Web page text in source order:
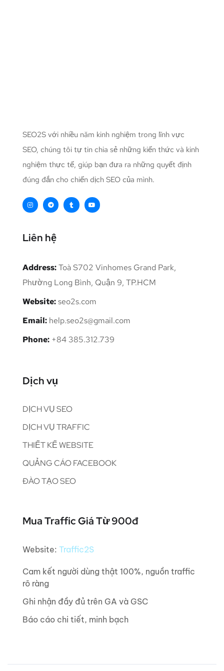
SEO2S với nhiều năm kinh nghiệm trong lĩnh vực
SEO, chúng tôi tự tin chia sẻ những kiến thức và kinh
nghiệm thực tế, giúp bạn đưa ra những quyết định
đúng đắn cho chiến dịch SEO của mình.
Liên hệ
Address:Toà S702 Vinhomes Grand Park,
Phường Long Bình, Quận 9, TP.HCM
Website:seo2s.com
Email: help.seo2s@gmail.com
Phone: +84 385.312.739
Dịch vụ
DỊCH VỤ SEO
DỊCH VỤ TRAFFIC
THIẾT KẾ WEBSITE
QUẢNG CÁO FACEBOOK
ĐÀO TẠO SEO
Mua Traffic Giá Từ 900đ
Website: Traffic2S
Cam kết người dùng thật 100%, nguồn traffic
rõ ràng
Ghi nhận đầy đủ trên GA và GSC
Báo cáo chi tiết, minh bạch